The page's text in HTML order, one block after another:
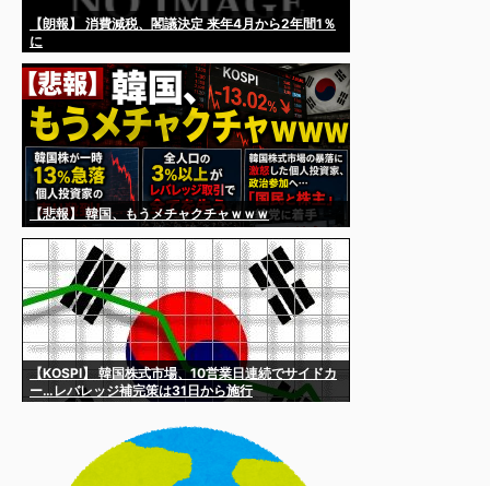
【朗報】 消費減税、閣議決定 来年4月から2年間1％
に
【悲報】 韓国、もうメチャクチャｗｗｗ
【KOSPI】 韓国株式市場、10営業日連続でサイドカ
ー…レバレッジ補完策は31日から施行